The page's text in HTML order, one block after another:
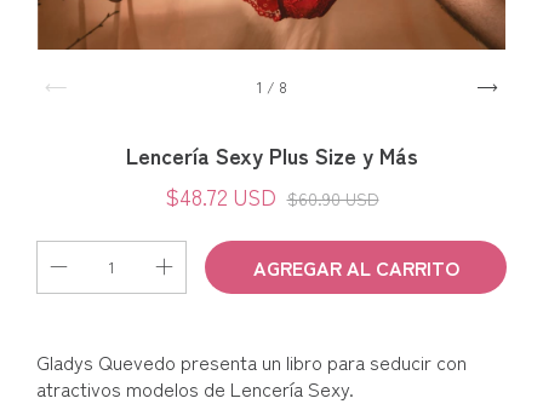
1 / 8
Lencería Sexy Plus Size y Más
$48.72 USD $60.90 USD
Gladys Quevedo presenta un libro para seducir con
atractivos modelos de Lencería Sexy.